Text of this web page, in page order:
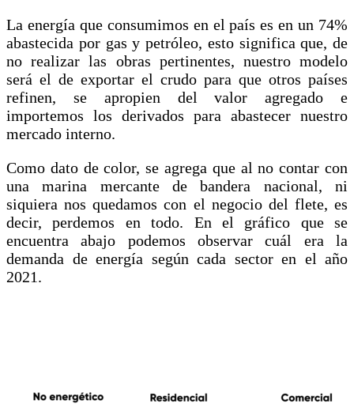
La energía que consumimos en el país es en un 74%
abastecida por gas y petróleo, esto significa que, de
no realizar las obras pertinentes, nuestro modelo
será el de exportar el crudo para que otros países
refinen, se apropien del valor agregado e
importemos los derivados para abastecer nuestro
mercado interno.
Como dato de color, se agrega que al no contar con
una marina mercante de bandera nacional, ni
siquiera nos quedamos con el negocio del flete, es
decir, perdemos en todo. En el gráfico que se
encuentra abajo podemos observar cuál era la
demanda de energía según cada sector en el año
2021.